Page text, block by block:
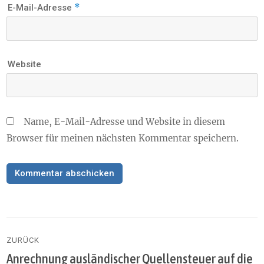
E-Mail-Adresse *
Website
Name, E-Mail-Adresse und Website in diesem
Browser für meinen nächsten Kommentar speichern.
ZURÜCK
Vorheriger
Anrechnung ausländischer Quellensteuer auf die